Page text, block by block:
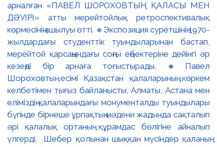
арналған «ПАВЕЛ ШОРОХОВТЫҢ ҚАЛАСЫ МЕН
ДӘУІРІ» атты мерейтойлық ретроспективалық
көрмесінің ашылуы өтті. 🔹Экспозиция суретшінің 1970-
жылдардағы студенттік туындыларынан бастап,
мерейтой қарсаңындағы соңғы еңбектеріне дейінгі әр
кезеңді бір арнаға тоғыстырады. 🔸Павел
Шороховтың есімі Қазақстан қалаларының көркем
келбетімен тығыз байланысты, Алматы, Астана мен
еліміздің қалаларындағы монументалды туындылары
бүгінде бірнеше ұрпақтың мәдени жадында сақталып
әрі қалалық ортаның құрамдас бөлігіне айналып
үлгерді. Шебер қолынан шыққан мүсіндер қаланың